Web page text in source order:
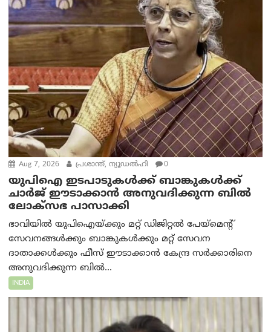
Aug 7, 2026 പ്രശാന്ത്, ന്യൂഡല്‍ഹി 0
യുപിഐ ഇടപാടുകൾക്ക് ബാങ്കുകൾക്ക്
ചാർജ് ഈടാക്കാൻ അനുവദിക്കുന്ന ബിൽ
ലോക്‌സഭ പാസാക്കി
ഭാവിയിൽ യുപിഐയ്ക്കും മറ്റ് ഡിജിറ്റൽ പേയ്‌മെന്റ്
സേവനങ്ങൾക്കും ബാങ്കുകൾക്കും മറ്റ് സേവന
ദാതാക്കൾക്കും ഫീസ് ഈടാക്കാൻ കേന്ദ്ര സർക്കാരിനെ
അനുവദിക്കുന്ന ബിൽ...
INDIA